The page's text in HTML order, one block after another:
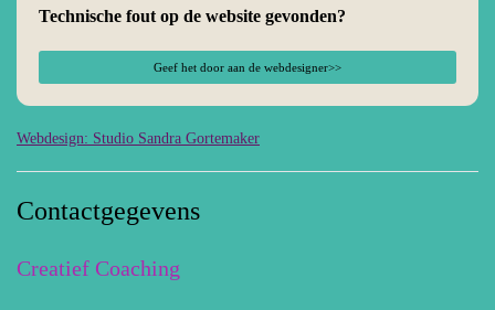
Technische fout op de website gevonden?
Geef het door aan de webdesigner>>
Webdesign: Studio Sandra Gortemaker
Contactgegevens
Creatief Coaching